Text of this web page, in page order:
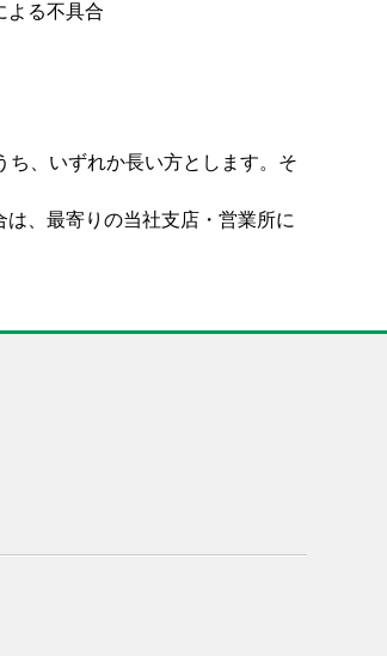
よる不具合
、いずれか長い方とします。そ
、最寄りの当社支店・営業所に